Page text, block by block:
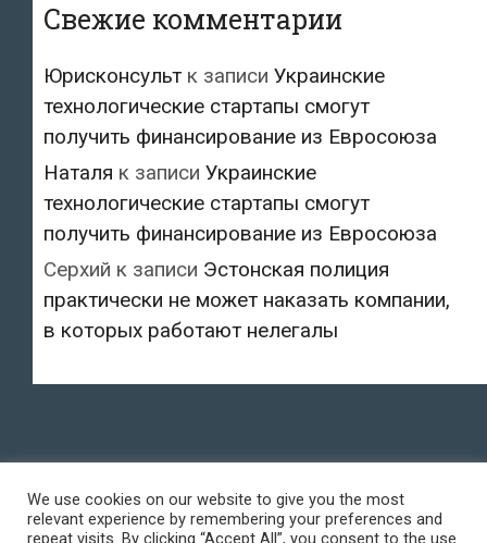
Свежие комментарии
Юрисконсульт к записи Украинские
технологические стартапы смогут
получить финансирование из Евросоюза
Наталя к записи Украинские
технологические стартапы смогут
получить финансирование из Евросоюза
Серхий к записи Эстонская полиция
практически не может наказать компании,
в которых работают нелегалы
We use cookies on our website to give you the most
relevant experience by remembering your preferences and
repeat visits. By clicking “Accept All”, you consent to the use